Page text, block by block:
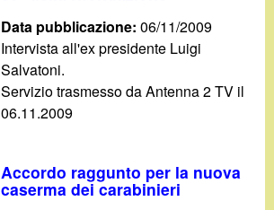
Data pubblicazione:06/11/2009
Intervista all'ex presidente Luigi
Salvatoni.
Servizio trasmesso da Antenna 2 TV il
06.11.2009
Accordo raggunto per la nuova
caserma dei carabinieri